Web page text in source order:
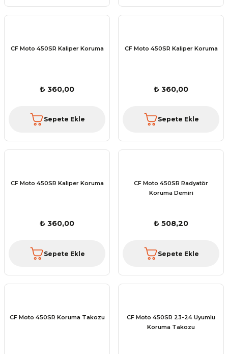
CF Moto 450SR Kaliper Koruma
₺ 360,00
Sepete Ekle
CF Moto 450SR Kaliper Koruma
₺ 360,00
Sepete Ekle
CF Moto 450SR Kaliper Koruma
₺ 360,00
Sepete Ekle
CF Moto 450SR Radyatör
Koruma Demiri
₺ 508,20
Sepete Ekle
CF Moto 450SR Koruma Takozu
CF Moto 450SR 23-24 Uyumlu
Koruma Takozu